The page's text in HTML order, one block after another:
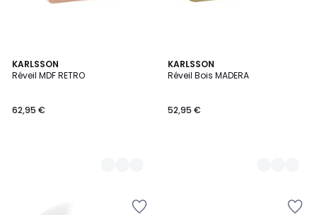
KARLSSON
Réveil MDF RETRO
62,95 €
5
Couleurs
KARLSSON
Réveil Bois MADERA
52,95 €
3
Couleurs